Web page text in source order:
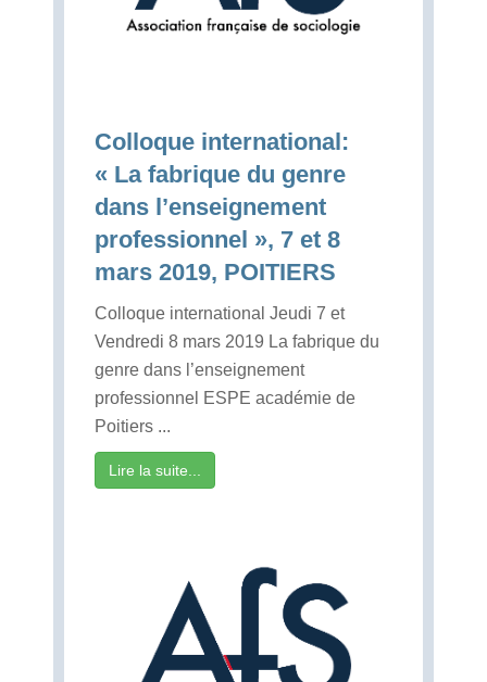
Colloque international:
« La fabrique du genre
dans l’enseignement
professionnel », 7 et 8
mars 2019, POITIERS
Colloque international Jeudi 7 et
Vendredi 8 mars 2019 La fabrique du
genre dans l’enseignement
professionnel ESPE académie de
Poitiers ...
Lire la suite...